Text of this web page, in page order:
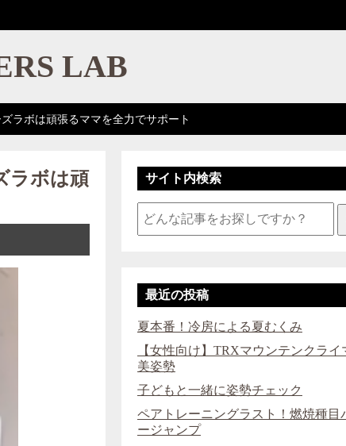
LAB
ラボは頑張るママを全力でサポート
ラボは頑 サイト内検索
最近の投稿
夏本番！冷房による夏むくみ
【女性向け】TRXマウンテンクライ
美姿勢
子どもと一緒に姿勢チェック
ペアトレーニングラスト！燃焼種目
ージャンプ